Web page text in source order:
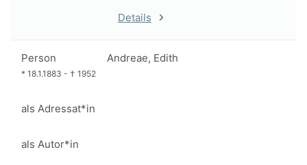
Details
Person Andreae, Edith
* 18.1.1883 - † 1952
als Adressat*in
als Autor*in